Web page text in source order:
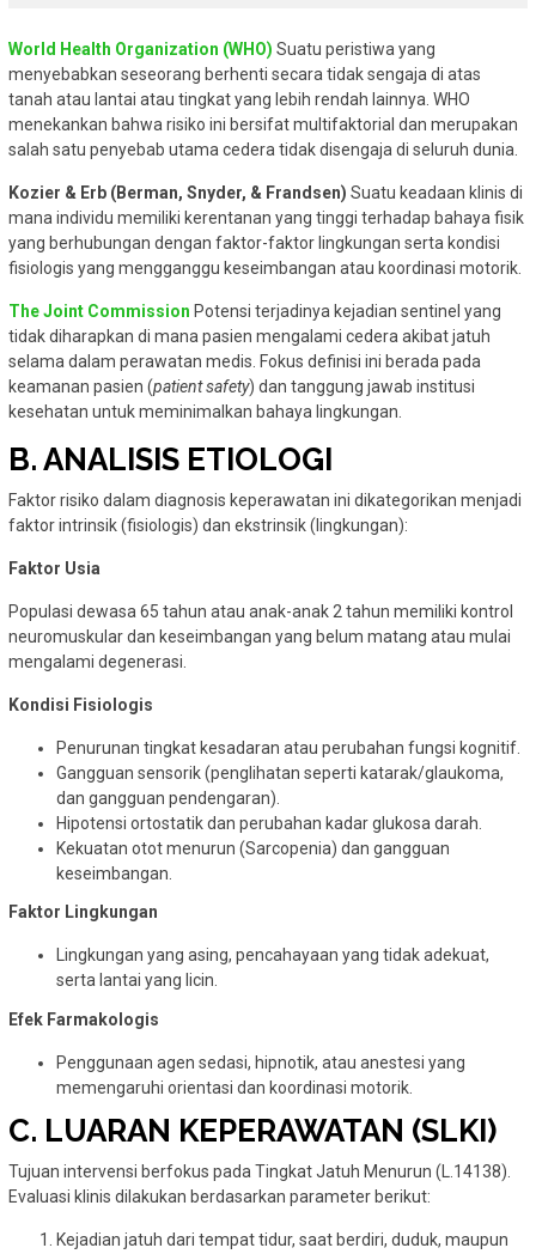
World Health Organization (WHO) Suatu peristiwa yang
menyebabkan seseorang berhenti secara tidak sengaja di atas
tanah atau lantai atau tingkat yang lebih rendah lainnya. WHO
menekankan bahwa risiko ini bersifat multifaktorial dan merupakan
salah satu penyebab utama cedera tidak disengaja di seluruh dunia.
Kozier & Erb (Berman, Snyder, & Frandsen) Suatu keadaan klinis di
mana individu memiliki kerentanan yang tinggi terhadap bahaya fisik
yang berhubungan dengan faktor-faktor lingkungan serta kondisi
fisiologis yang mengganggu keseimbangan atau koordinasi motorik.
The Joint Commission Potensi terjadinya kejadian sentinel yang
tidak diharapkan di mana pasien mengalami cedera akibat jatuh
selama dalam perawatan medis. Fokus definisi ini berada pada
keamanan pasien (patient safety) dan tanggung jawab institusi
kesehatan untuk meminimalkan bahaya lingkungan.
B. ANALISIS ETIOLOGI
Faktor risiko dalam diagnosis keperawatan ini dikategorikan menjadi
faktor intrinsik (fisiologis) dan ekstrinsik (lingkungan):
Faktor Usia
Populasi dewasa 65 tahun atau anak-anak 2 tahun memiliki kontrol
neuromuskular dan keseimbangan yang belum matang atau mulai
mengalami degenerasi.
Kondisi Fisiologis
Penurunan tingkat kesadaran atau perubahan fungsi kognitif.
Gangguan sensorik (penglihatan seperti katarak/glaukoma,
dan gangguan pendengaran).
Hipotensi ortostatik dan perubahan kadar glukosa darah.
Kekuatan otot menurun (Sarcopenia) dan gangguan
keseimbangan.
Faktor Lingkungan
Lingkungan yang asing, pencahayaan yang tidak adekuat,
serta lantai yang licin.
Efek Farmakologis
Penggunaan agen sedasi, hipnotik, atau anestesi yang
memengaruhi orientasi dan koordinasi motorik.
C. LUARAN KEPERAWATAN (SLKI)
Tujuan intervensi berfokus pada Tingkat Jatuh Menurun (L.14138).
Evaluasi klinis dilakukan berdasarkan parameter berikut:
Kejadian jatuh dari tempat tidur, saat berdiri, duduk, maupun